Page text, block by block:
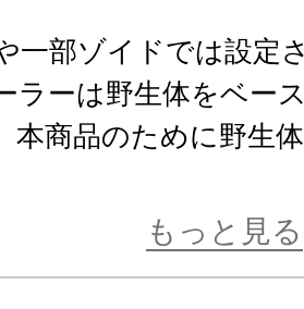
一部ゾイドでは設定
ラーは野生体をベー
本商品のために野生
クフューラーのデザ
もっと見る